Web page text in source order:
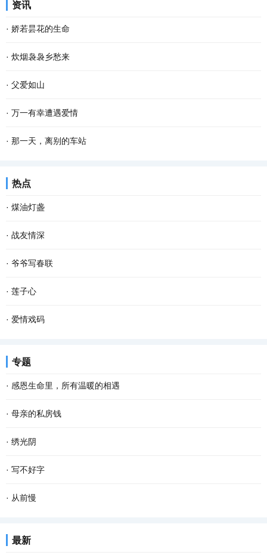
资讯
· 娇若昙花的生命
今早开门，我家的那只土黄色的小狗静静地平躺在马路的中间，它死
了。这个幼小的 快乐 的生命就这样消亡了，我的心忽然被揪住的感
觉。 对于这个小生命的到来，很是偶然。约两个...
· 炊烟袅袅乡愁来
在城里 生活 久了，我会觉得累，便到城郊漫步散心。忽然，看见农家
屋顶炊烟袅袅，久违之余，乡愁也就陡然升腾，渐渐浓烈起来。 “炊
烟是有灵性的，不信，你看嘛！”记得这是母...
· 父爱如山
“那是我小时侯，常坐在父亲肩头，父亲是那登天的梯，父亲是那拉车
的牛……”每当《父亲》这首歌在耳畔响起时，我的眼前就会浮现出父
· 万一有幸遭遇爱情
李银河和王小波是一对情侣。在我看来，他们是世纪佳侣。虽说他们
· 那一天，离别的车站
热点
· 煤油灯盏
一粒谷，溅满屋。 每当想起这句儿时常挂在嘴边的谜语，脑海里就会
不由地浮现这样的场景：柴火在土灶里呼呼燃烧，火舌自锅底窜出，
我们姐弟坐在宽板条凳上，烤火，添柴，叽叽喳...
· 战友情深
动车开动，我们一行向西，奔南京，会战友。我凝望窗外，楼宇滑
过……五十多年前，我们也是这样坐在火车上，看一一滑过的家乡景
物。 当年，我们是一群特殊的“小兵”，大多数十...
· 爷爷写春联
儿时的春节充满了乐趣，乡村里洋溢着浓郁的年味，这是我们美好的
记忆。过年的时候，除了穿上新衣服、吃着美味的菜肴和零食之外，
· 莲子心
一向不喜母亲的性格。 许是受了古代诗文的影响罢，我所 欣赏 的女
· 爱情戏码
专题
· 感恩生命里，所有温暖的相遇
有人说，“世间的一切都是遇见，就像冷遇见了暖，有了雨；春遇见了
冬，有了岁月；天遇见了地，有了永恒；人遇见人，就有了故事。”
人生 在世，没有平白无故的遇见，我们要感...
· 母亲的私房钱
我大学毕业后在城里工作，父母在农村 生活 。他们精心莳弄几亩薄
田，辛勤劳作，过得倒也满足、 快乐 。我个把月回家一趟看望二老。
每次回家，除了给母亲买些营养品，给父亲买些...
· 绣光阴
“书非借不能读也。”秉持这样的态度，混迹于图书馆多年。借来还
去，无形的力在后面催着赶着，慌慌的，书读起来也就不免潦潦草
· 写不好字
上世纪八十年代末高中毕业的我，认的字，会写的字不算特别少，但
· 从前慢
最新